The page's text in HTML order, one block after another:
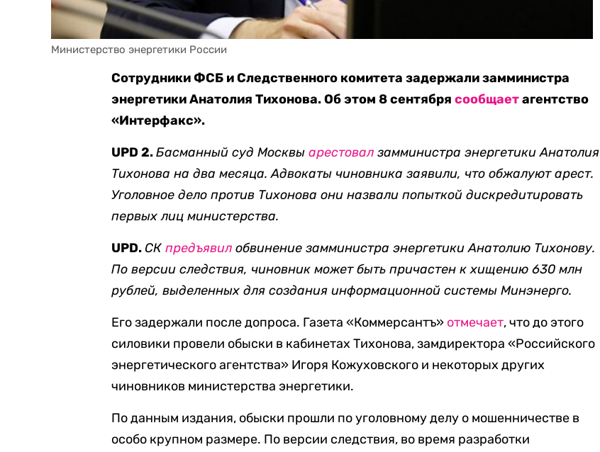
Министерство энергетики России
Сотрудники ФСБ и Следственного комитета задержали замминистра
энергетики Анатолия Тихонова. Об этом 8 сентябрясообщаетагентство
«Интерфакс».
UPD 2.Басманный суд Москвыарестовал замминистра энергетики Анатолия
Тихонова на два месяца. Адвокаты чиновника заявили, что обжалуют арест.
Уголовное дело против Тихонова они назвали попыткой дискредитировать
первых лиц министерства.
UPD.СКпредъявил обвинение замминистра энергетики Анатолию Тихонову.
По версии следствия, чиновник может быть причастен к хищению 630 млн
рублей, выделенных для создания информационной системы Минэнерго.
Его задержали после допроса. Газета «Коммерсантъ» отмечает, что до этого
силовики провели обыски в кабинетах Тихонова, замдиректора «Российского
энергетического агентства» Игоря Кожуховского и некоторых других
чиновников министерства энергетики.
По данным издания, обыски прошли по уголовному делу о мошенничестве в
особо крупном размере. По версии следствия, во время разработки